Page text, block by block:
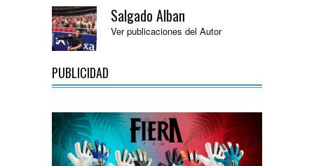
Salgado Alban
Ver publicaciones del Autor
PUBLICIDAD